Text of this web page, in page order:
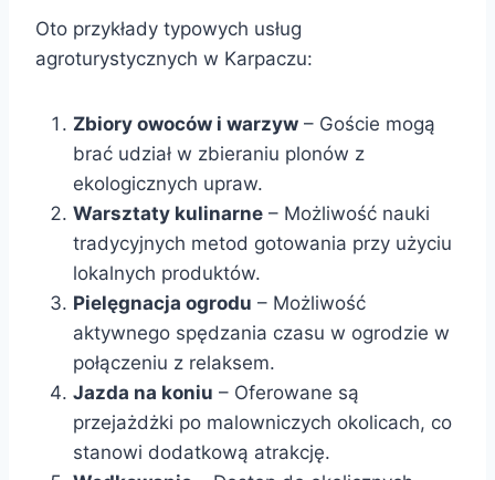
Oto przykłady typowych usług
agroturystycznych w Karpaczu:
Zbiory owoców i warzyw – Goście mogą
brać udział w zbieraniu plonów z
ekologicznych upraw.
Warsztaty kulinarne – Możliwość nauki
tradycyjnych metod gotowania przy użyciu
lokalnych produktów.
Pielęgnacja ogrodu – Możliwość
aktywnego spędzania czasu w ogrodzie w
połączeniu z relaksem.
Jazda na koniu – Oferowane są
przejażdżki po malowniczych okolicach, co
stanowi dodatkową atrakcję.